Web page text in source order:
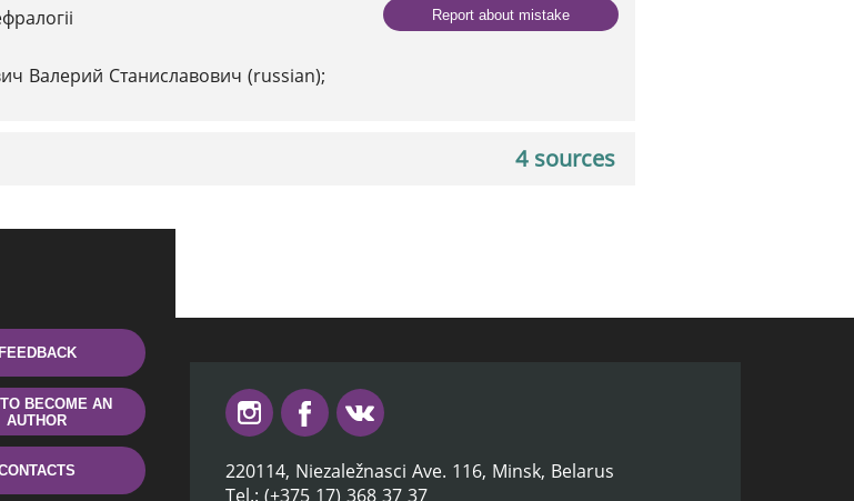
Валерий Станиславович (russian);
Report about mistake
4 sources
FEEDBACK
BECOME AN
AUTHOR
220114, Niezaležnasci Ave. 116, Minsk, Belarus
Tel.: (+375 17) 368 37 37